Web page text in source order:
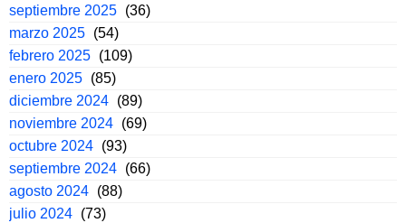
septiembre 2025 (36)
marzo 2025 (54)
febrero 2025 (109)
enero 2025 (85)
diciembre 2024 (89)
noviembre 2024 (69)
octubre 2024 (93)
septiembre 2024 (66)
agosto 2024 (88)
julio 2024 (73)